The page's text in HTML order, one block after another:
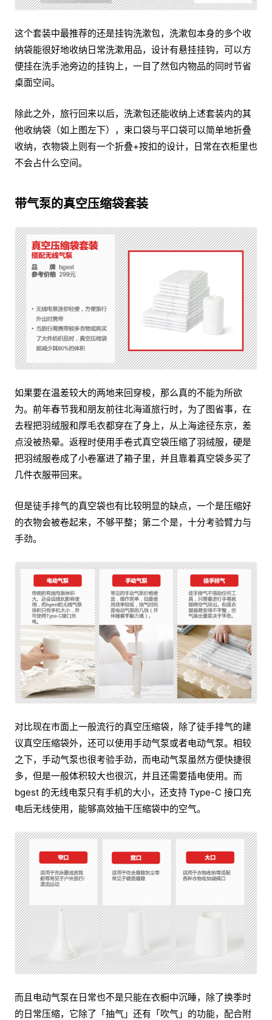
这个套装中最推荐的还是挂钩洗漱包，洗漱包本身的多个收
纳袋能很好地收纳日常洗漱用品，设计有悬挂挂钩，可以方
便挂在洗手池旁边的挂钩上，一目了然包内物品的同时节省
桌面空间。
除此之外，旅行回来以后，洗漱包还能收纳上述套装内的其
他收纳袋（如上图左下），束口袋与平口袋可以简单地折叠
收纳，衣物袋上则有一个折叠+按扣的设计，日常在衣柜里也
不会占什么空间。
带气泵的真空压缩袋套装
如果要在温差较大的两地来回穿梭，那么真的不能为所欲
为。前年春节我和朋友前往北海道旅行时，为了图省事，在
去程把羽绒服和厚毛衣都穿在了身上，从上海途径东京，差
点没被热晕。返程时使用手卷式真空袋压缩了羽绒服，硬是
把羽绒服卷成了小卷塞进了箱子里，并且靠着真空袋多买了
几件衣服带回来。
但是徒手排气的真空袋也有比较明显的缺点，一个是压缩好
的衣物会被卷起来，不够平整；第二个是，十分考验臂力与
手劲。
对比现在市面上一般流行的真空压缩袋，除了徒手排气的建
议真空压缩袋外，还可以使用手动气泵或者电动气泵。相较
之下，手动气泵也很考验手劲，而电动气泵虽然方便快捷很
多，但是一般体积较大也很沉，并且还需要插电使用。而
bgest 的无线电泵只有手机的大小，还支持 Type-C 接口充
电后无线使用，能够高效抽干压缩袋中的空气。
而且电动气泵在日常也不是只能在衣橱中沉睡，除了换季时
的日常压缩，它除了「抽气」还有「吹气」的功能，配合附